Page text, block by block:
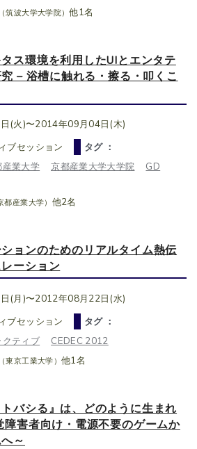
（筑波大学大学院）他1名
ス環境を利用したUIとエンタテ
– 浴槽に触れる・擦る・叩くこ
(火)〜2014年09月04日(木)
ブセッション
タグ ：
産業大学 京都産業大学大学院
GD
都産業大学） 他2名
ョンのためのリアルタイム熱伝
ーション
(月)〜2012年08月22日(水)
ブセッション
タグ ：
ティブ
CEDEC 2012
（東京工業大学） 他1名
バシる』は、どのように生まれ
害者向け・電源不要のゲームか
～